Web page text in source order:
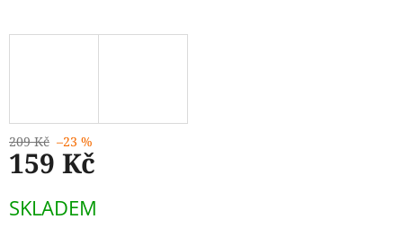
209 Kč –23 %
159 Kč
cena:
SKLADEM